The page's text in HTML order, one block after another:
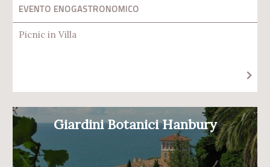
EVENTO ENOGASTRONOMICO
Picnic in Villa
Giardini Botanici Hanbury